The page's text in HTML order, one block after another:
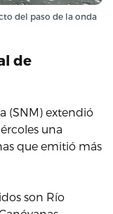
del paso de la onda
de
(SNM) extendió
una
que emitió más
son Río